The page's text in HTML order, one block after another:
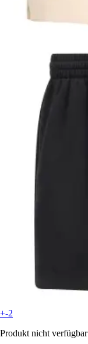
+-2
Produkt nicht verfügbar